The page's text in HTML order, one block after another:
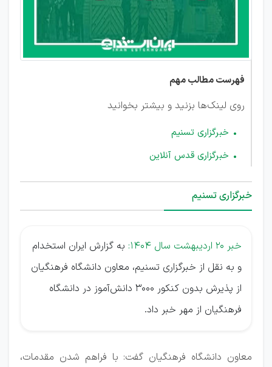
فهرست مطالب مهم
روی لینک‌ها بزنید و بیشتر بخوانید
خبرگزاری تسنیم
خبرگزاری قدس آنلاین
خبرگزاری تسنیم
خبر 20 اردیبهشت سال 1404:
به گزارش ایران استخدام
و به نقل از خبرگزاری تسنیم، معاون دانشگاه فرهنگیان
از پذیرش بدون کنکور ۳۰۰۰ دانش‌آموز در دانشگاه
فرهنگیان از مهر خبر داد.
معاون دانشگاه فرهنگیان گفت: با فراهم شدن مقدمات،